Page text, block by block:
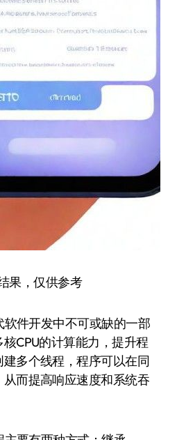
果，仅供参考
件开发中不可或缺的一部
CPU的计算能力，提升程
多个线程，程序可以在同
而提高响应速度和系统吞